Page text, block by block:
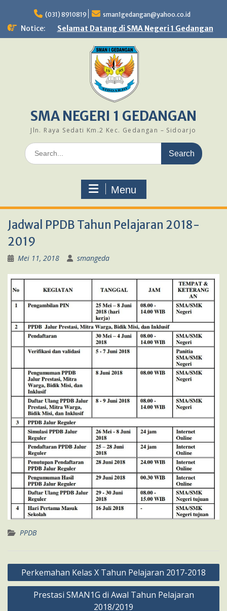
content
(031) 8910819 sman1gedangan@yahoo.co.id
Notice: Selamat Datang di SMA Negeri 1 Gedangan
SMA NEGERI 1 GEDANGAN
Jln. Raya Sedati Km.2 Kec. Gedangan – Sidoarjo
Search
for:
Menu
Jadwal PPDB Tahun Pelajaran 2018-
2019
Mei 11, 2018 smangeda
PPDB
Navigasi
pos
Perkemahan Kelas X Tahun Pelajaran 2017-2018
Prestasi SMAN1G di Awal Tahun Pelajaran
2018/2019